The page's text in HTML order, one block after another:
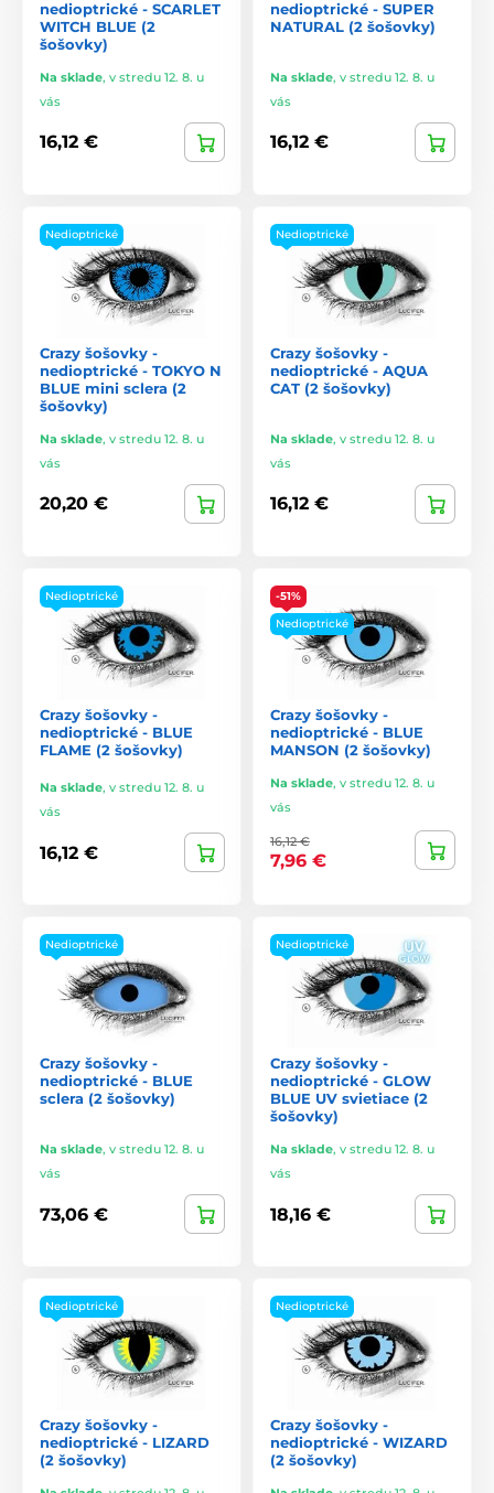
nedioptrické - SCARLET
WITCH BLUE (2
šošovky)
Na sklade, v stredu 12. 8. u
vás
16,12 €
nedioptrické - SUPER
NATURAL (2 šošovky)
Na sklade, v stredu 12. 8. u
vás
16,12 €
Nedioptrické
Crazy šošovky -
nedioptrické - TOKYO N
BLUE mini sclera (2
šošovky)
Na sklade, v stredu 12. 8. u
vás
20,20 €
Nedioptrické
Crazy šošovky -
nedioptrické - AQUA
CAT (2 šošovky)
Na sklade, v stredu 12. 8. u
vás
16,12 €
Nedioptrické
Crazy šošovky -
nedioptrické - BLUE
FLAME (2 šošovky)
Na sklade, v stredu 12. 8. u
vás
16,12 €
-51%
Nedioptrické
Crazy šošovky -
nedioptrické - BLUE
MANSON (2 šošovky)
Na sklade, v stredu 12. 8. u
vás
16,12 €
7,96 €
Nedioptrické
Crazy šošovky -
nedioptrické - BLUE
sclera (2 šošovky)
Na sklade, v stredu 12. 8. u
vás
73,06 €
Nedioptrické
Crazy šošovky -
nedioptrické - GLOW
BLUE UV svietiace (2
šošovky)
Na sklade, v stredu 12. 8. u
vás
18,16 €
Nedioptrické
Crazy šošovky -
nedioptrické - LIZARD
(2 šošovky)
Nedioptrické
Crazy šošovky -
nedioptrické - WIZARD
(2 šošovky)